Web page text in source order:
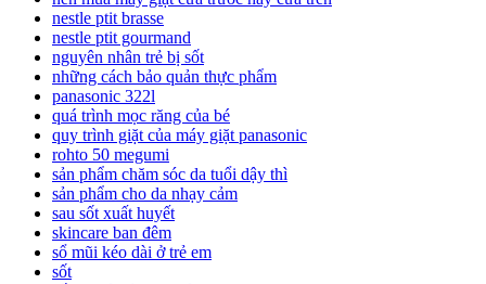
nestle ptit brasse
nestle ptit gourmand
nguyên nhân trẻ bị sốt
những cách bảo quản thực phẩm
panasonic 322l
quá trình mọc răng của bé
quy trình giặt của máy giặt panasonic
rohto 50 megumi
sản phẩm chăm sóc da tuổi dậy thì
sản phẩm cho da nhạy cảm
sau sốt xuất huyết
skincare ban đêm
sổ mũi kéo dài ở trẻ em
sốt